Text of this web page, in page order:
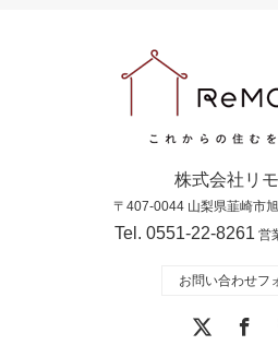
株式会社リ
〒407-0044 山梨県韮崎市
Tel. 0551-22-8261営
お問い合わせフ
RSS